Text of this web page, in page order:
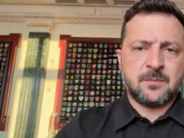
підтримку аграріїв. Відео
Європейські партнери долучаються
час назад 15,1 т.
"Балістика вбиває людей":
обговорити перехоплення
Україною